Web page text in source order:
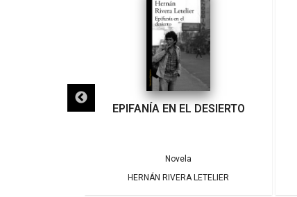
EPIFANÍA EN EL DESIERTO
Novela
HERNÁN RIVERA LETELIER